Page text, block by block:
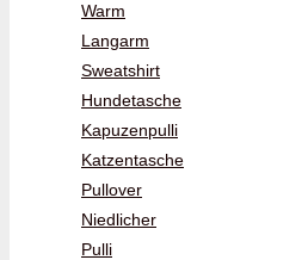
Warm
Langarm
Sweatshirt
Hundetasche
Kapuzenpulli
Katzentasche
Pullover
Niedlicher
Pulli